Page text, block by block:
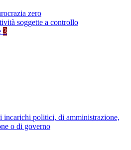
zero
soggette a controllo
3
incarichi politici, di amministrazione,
o di governo